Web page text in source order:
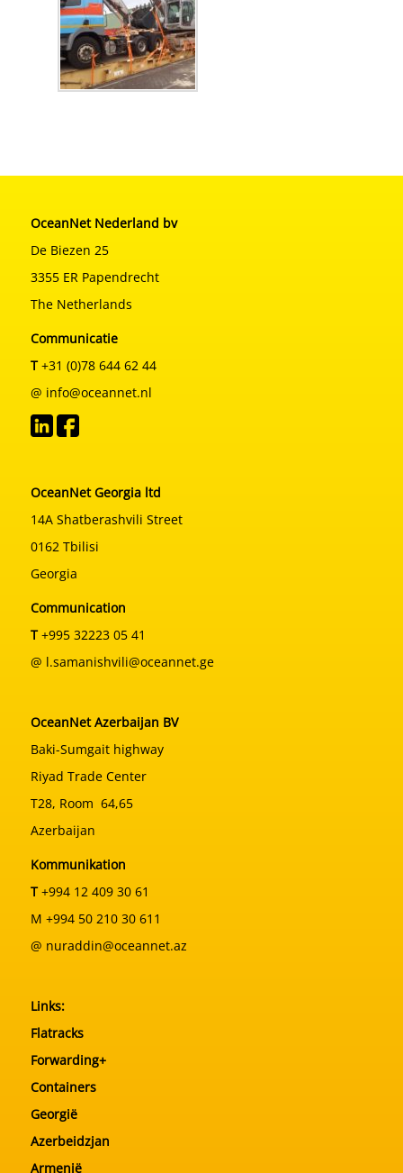
OceanNet Nederland bv
De Biezen 25
3355 ER Papendrecht
The Netherlands
Communicatie
T+31 (0)78 644 62 44
@ info@oceannet.nl
OceanNet Georgia ltd
14A Shatberashvili Street
0162 Tbilisi
Georgia
Communication
T+995 32223 05 41
@ l.samanishvili@oceannet.ge
OceanNet Azerbaijan BV
Baki-Sumgait highway
Riyad Trade Center
T28, Room 64,65
Azerbaijan
Kommunikation
T+994 12 409 30 61
M +994 50 210 30 611
@ nuraddin@oceannet.az
Links:
Flatracks
Forwarding+
Containers
Georgië
Azerbeidzjan
Armenië